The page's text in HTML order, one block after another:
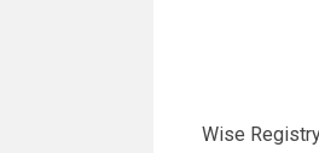
Wise